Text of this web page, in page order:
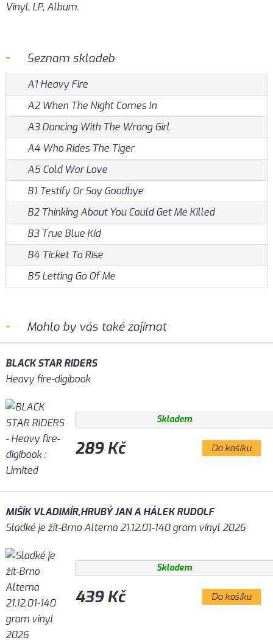
Vinyl, LP, Album.
Seznam skladeb
A1 Heavy Fire
A2 When The Night Comes In
A3 Dancing With The Wrong Girl
A4 Who Rides The Tiger
A5 Cold War Love
B1 Testify Or Say Goodbye
B2 Thinking About You Could Get Me Killed
B3 True Blue Kid
B4 Ticket To Rise
B5 Letting Go Of Me
Mohlo by vás také zajímat
BLACK STAR RIDERS
Heavy fire-digibook
Skladem
289 Kč Do košíku
MIŠÍK VLADIMÍR,HRUBÝ JAN A HÁLEK RUDOLF
Sladké je žít-Brno Alterna 21.12.01-140 gram vinyl 2026
Skladem
439 Kč Do košíku